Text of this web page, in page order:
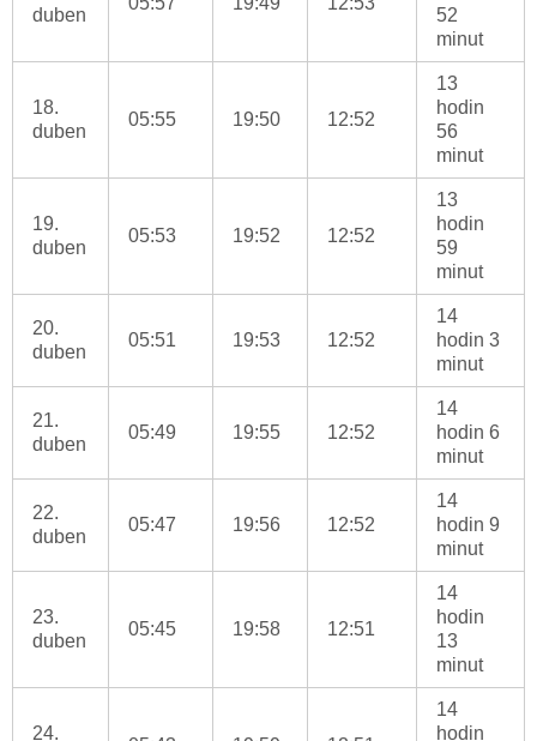
duben
52
minut
18.
duben
05:55 19:50 12:52
13
hodin
56
minut
19.
duben
05:53 19:52 12:52
13
hodin
59
minut
20.
duben
05:51 19:53 12:52
14
hodin 3
minut
21.
duben
05:49 19:55 12:52
14
hodin 6
minut
22.
duben
05:47 19:56 12:52
14
hodin 9
minut
23.
duben
05:45 19:58 12:51
14
hodin
13
minut
24.
14
hodin